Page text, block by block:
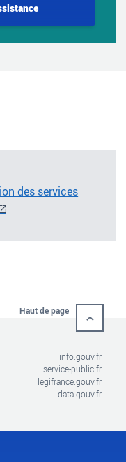
des services
Haut de page
info.gouv.fr
service-public.fr
legifrance.gouv.fr
data.gouv.fr